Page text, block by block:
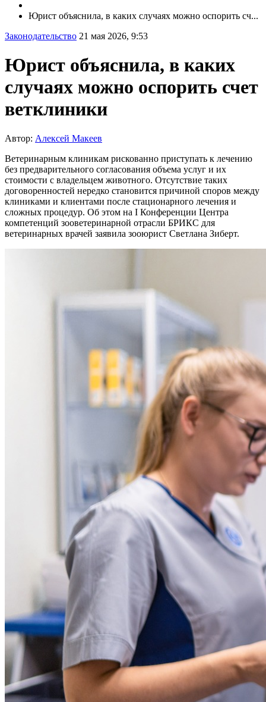
Юрист объяснила, в каких случаях можно оспорить сч...
Законодательство 21 мая 2026, 9:53
Юрист объяснила, в каких
случаях можно оспорить счет
ветклиники
Автор: Алексей Макеев
Ветеринарным клиникам рискованно приступать к лечению
без предварительного согласования объема услуг и их
стоимости с владельцем животного. Отсутствие таких
договоренностей нередко становится причиной споров между
клиниками и клиентами после стационарного лечения и
сложных процедур. Об этом на I Конференции Центра
компетенций зооветеринарной отрасли БРИКС для
ветеринарных врачей заявила зооюрист Светлана Зиберт.